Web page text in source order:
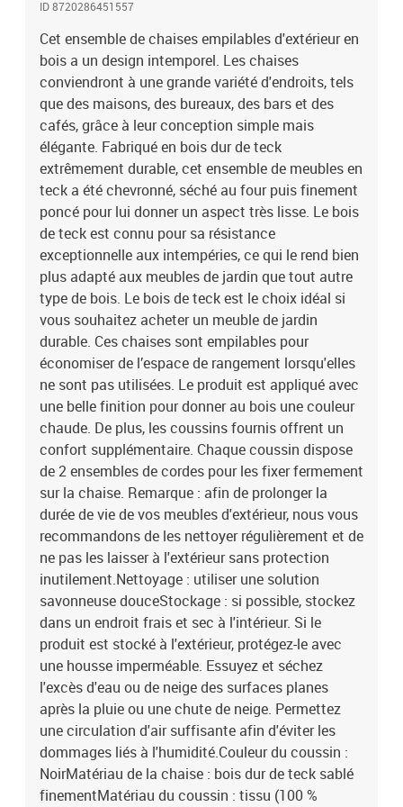
supplémentaire. Chaque coussin dispose de 2 ensembles de
cordes pour les fixer fermement sur la chaise. Remarque : afin de
prolonger la durée de vie de vos meubles d'extérieur, nous vous
recommandons de les nettoyer régulièrement et de ne pas les
laisser à l'extérieur sans protection inutilement.Nettoyage : utiliser
une solution savonneuse douceStockage : si possible, stockez
dans un endroit frais et sec à l'intérieur. Si le produit est stocké à
l'extérieur, protégez-le avec une housse imperméable. Essuyez et
séchez l'excès d'eau ou de neige des surfaces planes après la pluie
ou une chute de neige. Permettez une circulation d'air suffisante
afin d'éviter les dommages liés à l'humidité.Couleur du coussin :
NoirMatériau de la chaise : bois dur de teck sablé
finementMatériau du coussin : tissu (100 % polyester)Dimensions
de la chaise : 58 x 50 x 89 cm (l x P x H)Dimensions du coussin : 40
x 40 x 4 cm (L x l x é)Largeur du siège : 49 cmProfondeur du siège :
40,5 cmHauteur du siège à partir du sol : 45 cmHauteur des
accoudoirs à partir du sol : 64 cmComprend 2 jeux de
cordesL'assemblage est requisLa livraison contient :4 x chaise4 x
coussin
ID 8720286451557
Cet ensemble de chaises empilables d'extérieur en
bois a un design intemporel. Les chaises
conviendront à une grande variété d'endroits, tels
que des maisons, des bureaux, des bars et des
cafés, grâce à leur conception simple mais
élégante. Fabriqué en bois dur de teck
extrêmement durable, cet ensemble de meubles en
teck a été chevronné, séché au four puis finement
poncé pour lui donner un aspect très lisse. Le bois
de teck est connu pour sa résistance
exceptionnelle aux intempéries, ce qui le rend bien
plus adapté aux meubles de jardin que tout autre
type de bois. Le bois de teck est le choix idéal si
vous souhaitez acheter un meuble de jardin
durable. Ces chaises sont empilables pour
économiser de l’espace de rangement lorsqu'elles
ne sont pas utilisées. Le produit est appliqué avec
une belle finition pour donner au bois une couleur
chaude. De plus, les coussins fournis offrent un
confort supplémentaire. Chaque coussin dispose
de 2 ensembles de cordes pour les fixer fermement
sur la chaise. Remarque : afin de prolonger la
durée de vie de vos meubles d'extérieur, nous vous
recommandons de les nettoyer régulièrement et de
ne pas les laisser à l'extérieur sans protection
inutilement.Nettoyage : utiliser une solution
savonneuse douceStockage : si possible, stockez
dans un endroit frais et sec à l'intérieur. Si le
produit est stocké à l'extérieur, protégez-le avec
une housse imperméable. Essuyez et séchez
l'excès d'eau ou de neige des surfaces planes
après la pluie ou une chute de neige. Permettez
une circulation d'air suffisante afin d'éviter les
dommages liés à l'humidité.Couleur du coussin :
NoirMatériau de la chaise : bois dur de teck sablé
finementMatériau du coussin : tissu (100 %